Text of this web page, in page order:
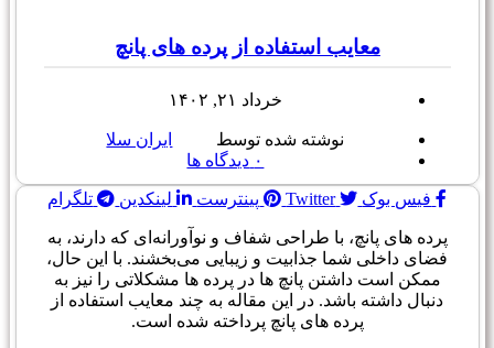
معایب استفاده از پرده های پانچ
خرداد ۲۱, ۱۴۰۲
نوشته شده توسط
ایران سلا
۰ دیدگاه ها
فیس بوک Twitter پینترست لینکدین تلگرام
پرده های پانچ، با طراحی شفاف و نوآورانه‌ای که دارند، به
فضای داخلی شما جذابیت و زیبایی می‌بخشند. با این حال،
ممکن است داشتن پانچ ها در پرده ها مشکلاتی را نیز به
دنبال داشته باشد. در این مقاله به چند معایب استفاده از
پرده های پانچ پرداخته شده است.